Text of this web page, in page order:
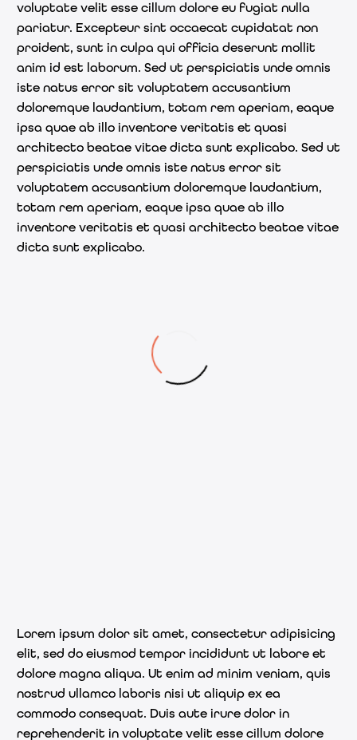
voluptate velit esse cillum dolore eu fugiat nulla
pariatur. Excepteur sint occaecat cupidatat non
proident, sunt in culpa qui officia deserunt mollit
anim id est laborum. Sed ut perspiciatis unde omnis
iste natus error sit voluptatem accusantium
doloremque laudantium, totam rem aperiam, eaque
ipsa quae ab illo inventore veritatis et quasi
architecto beatae vitae dicta sunt explicabo. Sed ut
perspiciatis unde omnis iste natus error sit
voluptatem accusantium doloremque laudantium,
totam rem aperiam, eaque ipsa quae ab illo
inventore veritatis et quasi architecto beatae vitae
dicta sunt explicabo.
Lorem ipsum dolor sit amet, consectetur adipisicing
elit, sed do eiusmod tempor incididunt ut labore et
dolore magna aliqua. Ut enim ad minim veniam, quis
nostrud ullamco laboris nisi ut aliquip ex ea
commodo consequat. Duis aute irure dolor in
reprehenderit in voluptate velit esse cillum dolore